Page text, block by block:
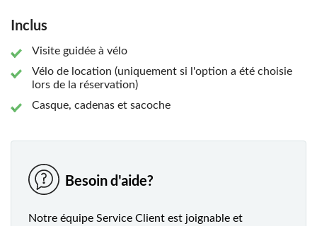
médiévale de la ville, aujourd'hui sans circulation, et
rejoignez le cœur de la ville. Découvrez la silhouette
impressionnante de la ville avec ses gratte-ciel et prenez
une photo du Taureau et de l'Ours à l'ancienne Bourse. De
retour sur l'Alleenring, pédalez vers l'est de la ville et
Banque centrale européenne avant que votre visite ne
Inclus
Visite guidée à vélo
Vélo de location (uniquement si l'option a été choisie
lors de la réservation)
Casque, cadenas et sacoche
Besoin d'aide?
Notre équipe Service Client est joignable et